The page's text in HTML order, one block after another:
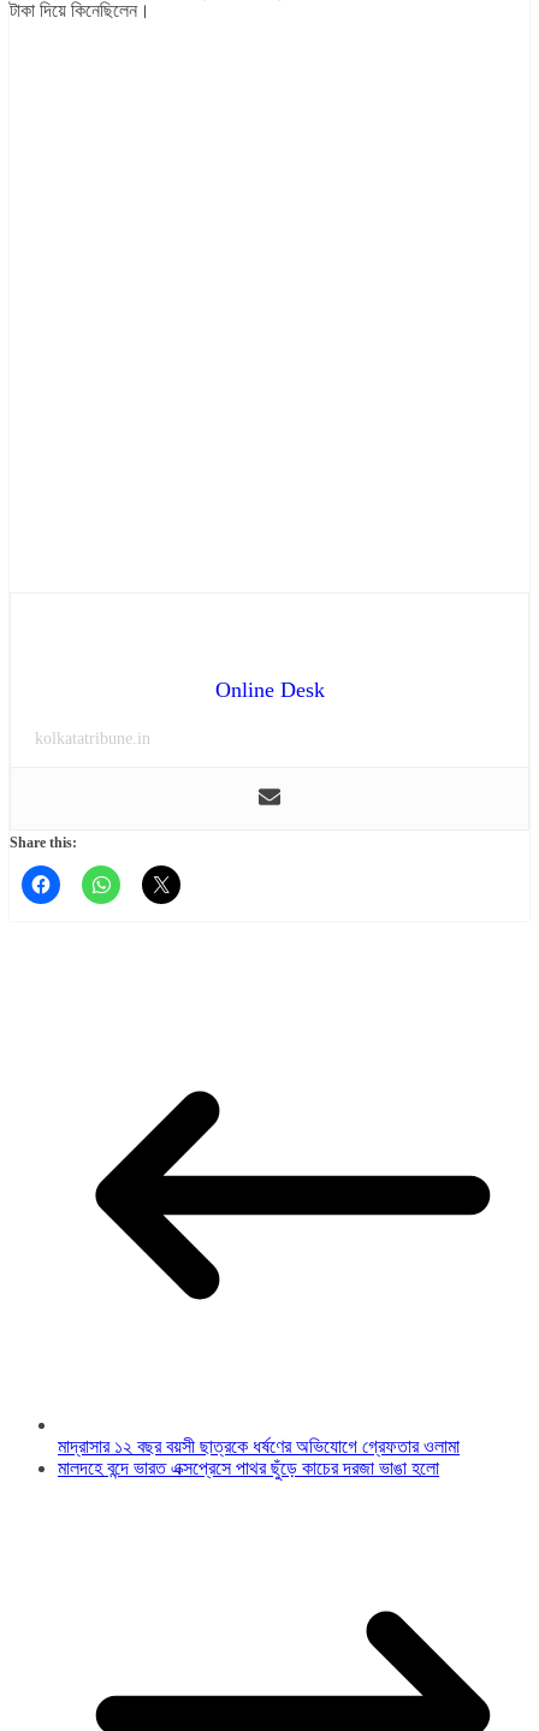
টাকা দিয়ে কিনেছিলেন।
Online Desk
kolkatatribune.in
Share this:
মাদ্রাসার ১২ বছর বয়সী ছাত্রকে ধর্ষণের অভিযোগে গ্রেফতার ওলামা
মালদহে বন্দে ভারত এক্সপ্রেসে পাথর ছুঁড়ে কাচের দরজা ভাঙা হলো